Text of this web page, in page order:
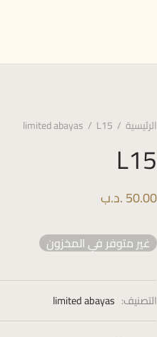
الرئيسية /
limited abayas / L15
L15
50.00.د.ب
غير متوفر في المخزون
التصنيف: limited abayas